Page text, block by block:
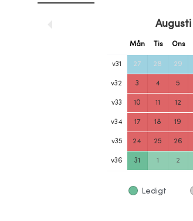
Augusti
Mån Tis Ons
v31 27 28 29
v32 3 4 5
v33 10 11 12
v34 17 18 19
v35 24 25 26
v36 31 1 2
Ledigt